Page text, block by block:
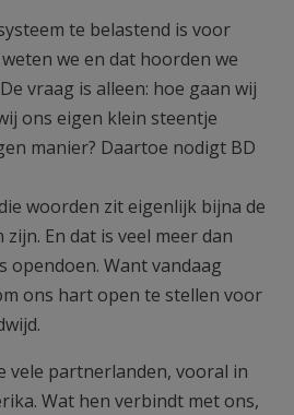
te belastend is voor
we en dat hoorden we
vraag is alleen: hoe gaan wij
ons eigen klein steentje
manier? Daartoe nodigt BD
woorden zit eigenlijk bijna de
En dat is veel meer dan
opendoen. Want vandaag
ons hart open te stellen voor
vele partnerlanden, vooral in
Wat hen verbindt met ons,